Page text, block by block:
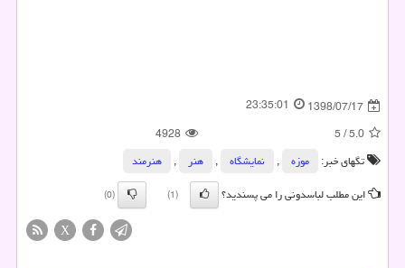
1398/07/17
23:35:01
5.0
/
5
4928
تگهای خبر:
موزه , نمایشگاه , هنر ,
هنرمند
این مطلب لباسدونی را می پسندید؟
(1)
(0)
X